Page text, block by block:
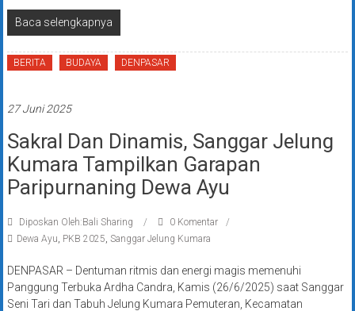
Baca selengkapnya
BERITA BUDAYA DENPASAR
27 Juni 2025
Sakral Dan Dinamis, Sanggar Jelung
Kumara Tampilkan Garapan
Paripurnaning Dewa Ayu
Diposkan Oleh:Bali Sharing
0 Komentar
Dewa Ayu, PKB 2025, Sanggar Jelung Kumara
DENPASAR – Dentuman ritmis dan energi magis memenuhi
Panggung Terbuka Ardha Candra, Kamis (26/6/2025) saat Sanggar
Seni Tari dan Tabuh Jelung Kumara Pemuteran, Kecamatan